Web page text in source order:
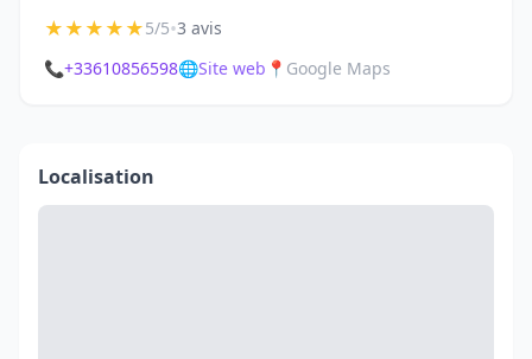
★★★★★5/5•3 avis
📞+33610856598🌐Site web 📍 Google Maps
Localisation